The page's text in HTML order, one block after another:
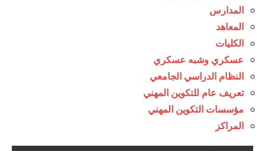
المدارس
المعاهد
الكليات
عسكري وشبه عسكري
النظام الدراسي الجامعي
تعريف عام للتكوين المهني
مؤسسات التكوين المهني
المراكز